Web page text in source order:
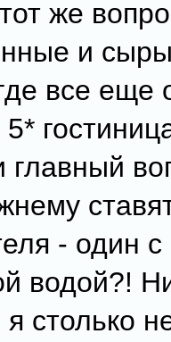
же
и
все еще
главный
- один с
водой?!
я столько